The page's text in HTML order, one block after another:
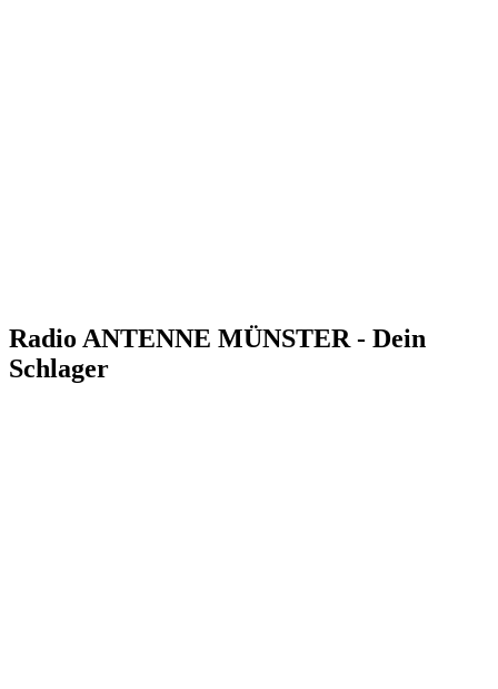
Radio ANTENNE MÜNSTER - Dein
Schlager